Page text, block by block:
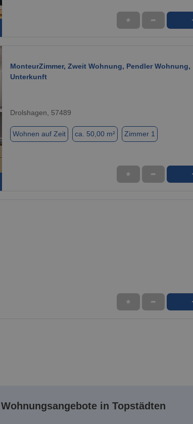
★ ➦
MonteurZimmer, Zweit Wohnung, Pendler Wohnung,
Unterkunft
Drolshagen, 57489
Wohnen auf Zeit ca. 50,00 m² Zimmer 1
★ ➦
★ ➦
Wohnungsangebote in Topstädten